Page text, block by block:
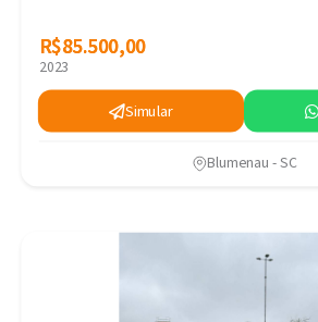
R$85.500,00
R$85.500,00
2023
Simular
Blumenau - SC